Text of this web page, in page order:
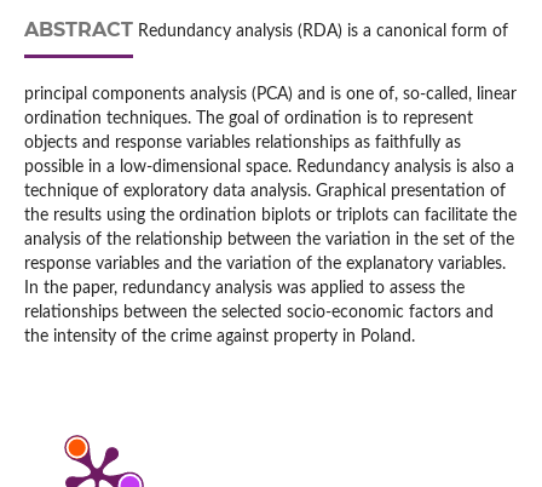
ABSTRACT Redundancy analysis (RDA) is a canonical form of
principal components analysis (PCA) and is one of, so‑called, linear
ordination techniques. The goal of ordination is to represent
objects and response variables relationships as faithfully as
possible in a low‑dimensional space. Redundancy analysis is also a
technique of exploratory data analysis. Graphical presentation of
the results using the ordination biplots or triplots can facilitate the
analysis of the relationship between the variation in the set of the
response variables and the variation of the explanatory variables.
In the paper, redundancy analysis was applied to assess the
relationships between the selected socio‑economic factors and
the intensity of the crime against property in Poland.